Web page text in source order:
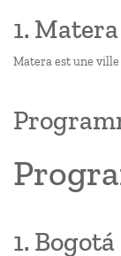
1.
Matera est une ville
1.